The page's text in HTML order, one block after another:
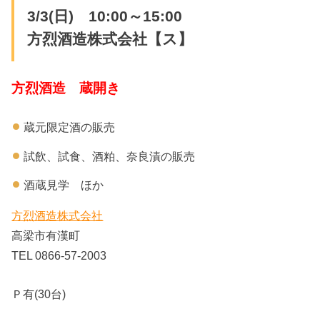
3/3(日) 10:00～15:00
方烈酒造株式会社【ス】
方烈酒造 蔵開き
蔵元限定酒の販売
試飲、試食、酒粕、奈良漬の販売
酒蔵見学 ほか
方烈酒造株式会社
高梁市有漢町
TEL 0866-57-2003
Ｐ有(30台)